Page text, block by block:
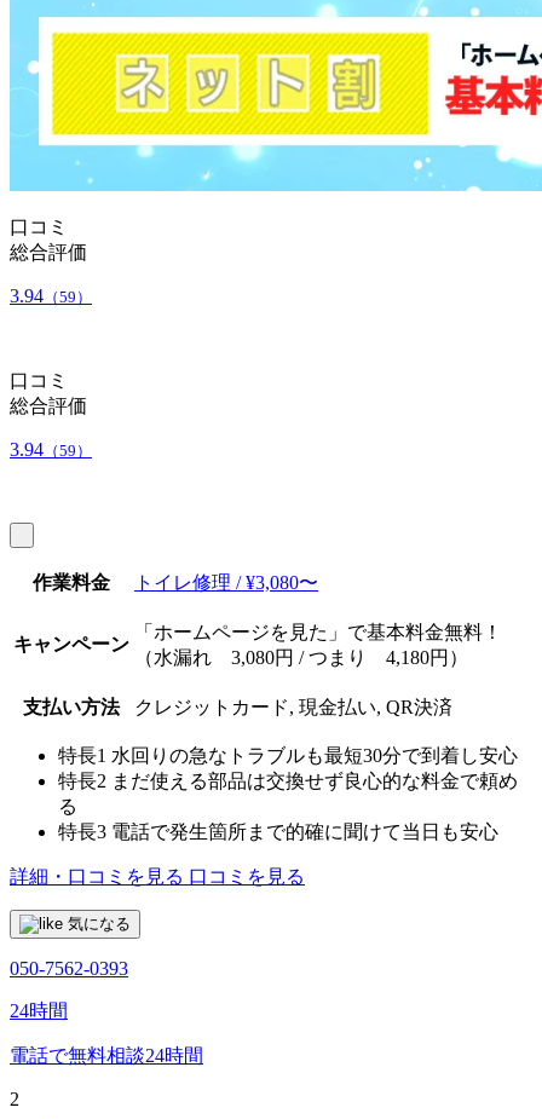
口コミ
総合評価
3.94 （59）
口コミ
総合評価
3.94 （59）
作業料金 トイレ修理 / ¥3,080〜
キャンペーン
「ホームページを見た」で基本料金無料！
（水漏れ 3,080円 / つまり 4,180円）
支払い方法 クレジットカード, 現金払い, QR決済
特長1 水回りの急なトラブルも最短30分で到着し安心
特長2 まだ使える部品は交換せず良心的な料金で頼め
る
特長3 電話で発生箇所まで的確に聞けて当日も安心
詳細・口コミを見る 口コミを見る
気になる
050-7562-0393
24時間
電話で無料相談24時間
2